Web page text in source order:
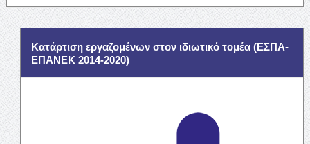
Κατάρτιση εργαζομένων στον ιδιωτικό τομέα (ΕΣΠΑ-
ΕΠΑΝΕΚ 2014-2020)